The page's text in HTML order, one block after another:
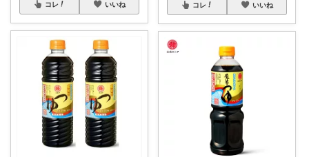
コレ いいね コレ いいね